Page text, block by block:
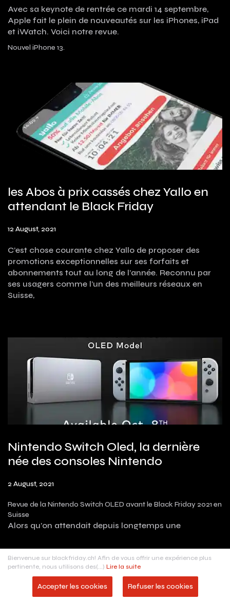
Avec sa keynote de rentrée ce mardi 14 septembre,
Apple fait le plein de nouveautés sur les iPhones, iPad
et iWatch. Voici notre revue.
Nouvel iPhone 13.
les Abos à prix cassés chez Yallo en
attendant le Black Friday
12 August, 2021
C’est chose courante chez Yallo de proposer des
promotions exceptionnelles sur ses forfaits et
abonnements tout au long de l’année. Reconnu par
ses usagers comme l’un des meilleurs réseaux en
Suisse,
Nintendo Switch Oled, la dernière
née des consoles Nintendo
2 August, 2021
Revue de la Nintendo Switch OLED avant le Black Friday 2021 en
Suisse
Alors qu’on attendait depuis longtemps une
Bienvenue sur blackfriday.ch! Afin de vous offrir une expérience plus
pertinente, nous utilisons des(...) Lire la suite
Accepter les cookies Refuser les cookies